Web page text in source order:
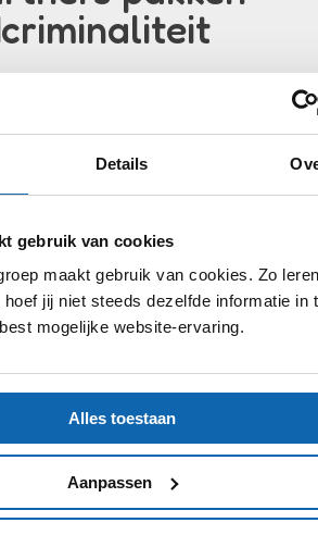
Details
gebruik van cookies
maakt gebruik van cookies. Zo
jij niet steeds dezelfde informatie in
mogelijke website-ervaring.
Alles toestaan
Aanpassen
’s
Loo en
bekrachtigd